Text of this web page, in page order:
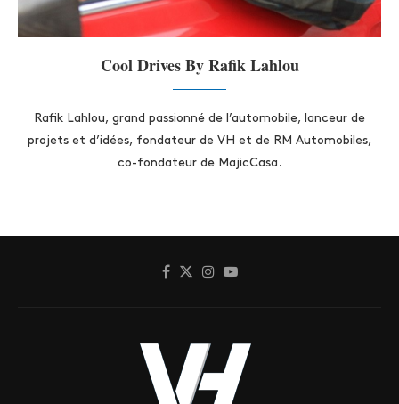
Cool Drives By Rafik Lahlou
Rafik Lahlou, grand passionné de l’automobile, lanceur de
projets et d’idées, fondateur de VH et de RM Automobiles,
co-fondateur de MajicCasa.